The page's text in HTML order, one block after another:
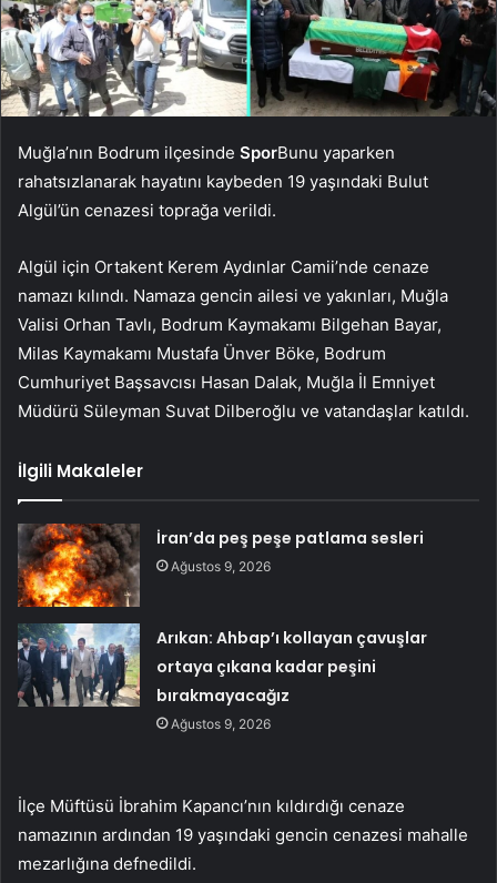
Muğla’nın Bodrum ilçesinde SporBunu yaparken
rahatsızlanarak hayatını kaybeden 19 yaşındaki Bulut
Algül’ün cenazesi toprağa verildi.
Algül için Ortakent Kerem Aydınlar Camii’nde cenaze
namazı kılındı. Namaza gencin ailesi ve yakınları, Muğla
Valisi Orhan Tavlı, Bodrum Kaymakamı Bilgehan Bayar,
Milas Kaymakamı Mustafa Ünver Böke, Bodrum
Cumhuriyet Başsavcısı Hasan Dalak, Muğla İl Emniyet
Müdürü Süleyman Suvat Dilberoğlu ve vatandaşlar katıldı.
İlgili Makaleler
İran’da peş peşe patlama sesleri
Ağustos 9, 2026
Arıkan: Ahbap’ı kollayan çavuşlar
ortaya çıkana kadar peşini
bırakmayacağız
Ağustos 9, 2026
İlçe Müftüsü İbrahim Kapancı’nın kıldırdığı cenaze
namazının ardından 19 yaşındaki gencin cenazesi mahalle
mezarlığına defnedildi.